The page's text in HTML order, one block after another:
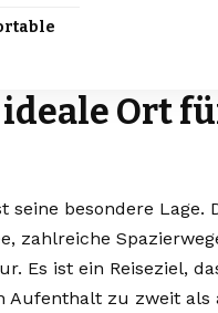
Ort
seine besondere
zahlreiche
Es ist ein Reiseziel,
Aufenthalt zu zweit